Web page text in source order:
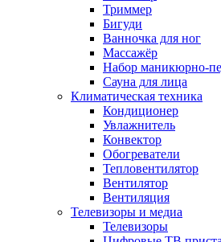
Триммер
Бигуди
Ванночка для ног
Массажёр
Набор маникюрно-
Сауна для лица
Климатическая техника
Кондиционер
Увлажнитель
Конвектор
Обогреватели
Тепловентилятор
Вентилятор
Вентиляция
Телевизоры и медиа
Телевизоры